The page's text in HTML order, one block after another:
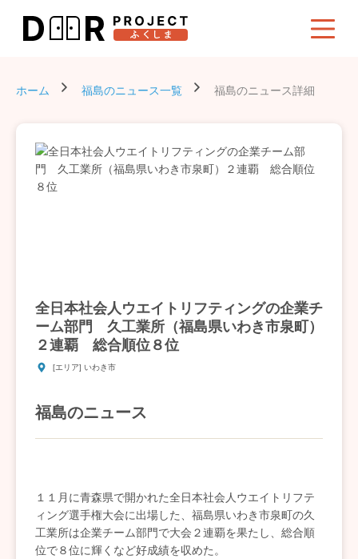
ホーム 福島のニュース一覧 福島のニュース詳細
全日本社会人ウエイトリフティングの企業チ
ーム部門 久工業所（福島県いわき市泉町）
２連覇 総合順位８位
[エリア] いわき市
福島のニュース
１１月に青森県で開かれた全日本社会人ウエイトリフテ
ィング選手権大会に出場した、福島県いわき市泉町の久
工業所は企業チーム部門で大会２連覇を果たし、総合順
位で８位に輝くなど好成績を収めた。